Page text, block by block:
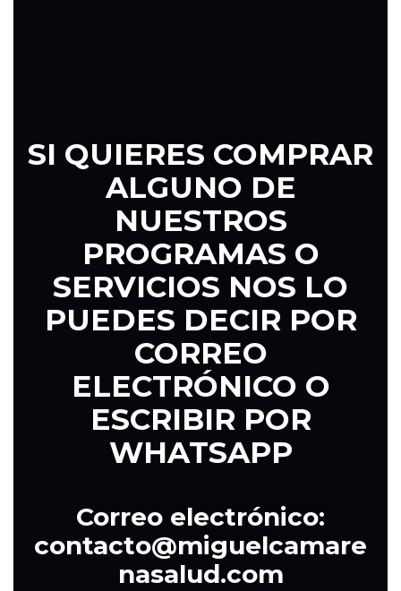
SI QUIERES COMPRAR
ALGUNO DE
NUESTROS
PROGRAMAS O
SERVICIOS NOS LO
PUEDES DECIR POR
CORREO
ELECTRÓNICO O
ESCRIBIR POR
WHATSAPP
Correo electrónico:
contacto@miguelcamare
nasalud.com